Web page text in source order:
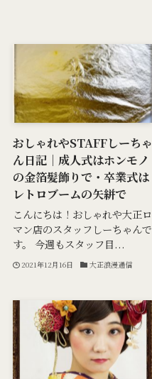
おしゃれやSTAFFしーちゃ
ん日記｜成人式はホンモノ
の金箔髪飾りで・卒業式は
レトロブームの矢絣で
こんにちは！おしゃれや大正ロ
マン店のスタッフしーちゃんで
す。 今週もスタッフ目...
2021年12月16日 大正浪漫通信